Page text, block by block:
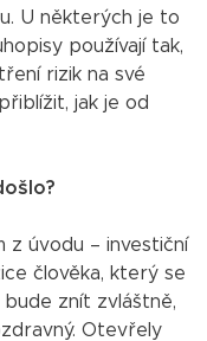
U některých je to
používají tak,
rizik na své
jak je od
z úvodu – investiční
člověka, který se
znít zvláštně,
Otevřely